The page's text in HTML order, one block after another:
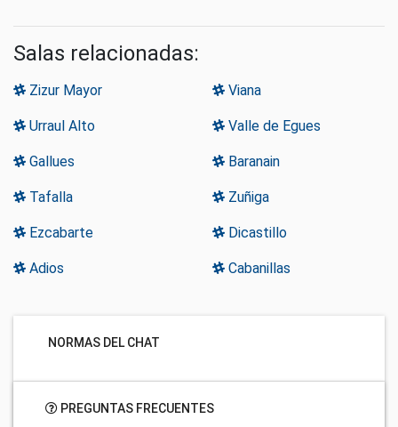
Salas relacionadas:
Zizur Mayor Viana
Urraul Alto Valle de Egues
Gallues Baranain
Tafalla Zuñiga
Ezcabarte Dicastillo
Adios Cabanillas
NORMAS DEL CHAT
PREGUNTAS FRECUENTES